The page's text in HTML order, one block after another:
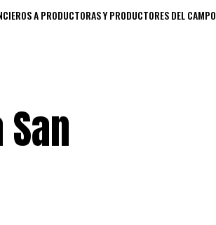
A PRODUCTORAS Y PRODUCTORES DEL CAMPO